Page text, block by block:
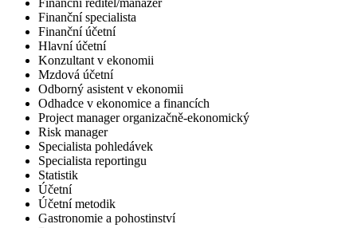
Finanční ředitel/manažer
Finanční specialista
Finanční účetní
Hlavní účetní
Konzultant v ekonomii
Mzdová účetní
Odborný asistent v ekonomii
Odhadce v ekonomice a financích
Project manager organizačně-ekonomický
Risk manager
Specialista pohledávek
Specialista reportingu
Statistik
Účetní
Účetní metodik
Gastronomie a pohostinství